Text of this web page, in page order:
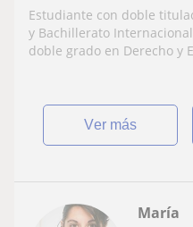
Estudiante con doble
y Bachillerato
doble grado en Derecho y
ver más
María